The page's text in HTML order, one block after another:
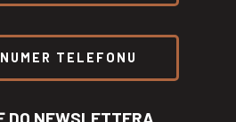
TELEFONU
DO NEWSLETTERA